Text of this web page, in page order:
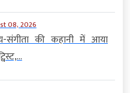
08, 2026
संगीता की कहानी में आया